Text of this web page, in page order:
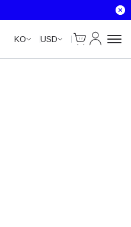
KO USD
Cart
내 계정